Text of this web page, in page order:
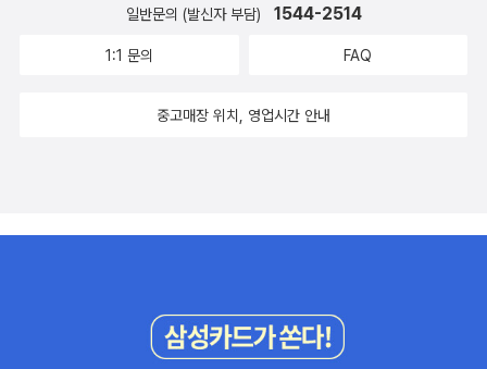
일반문의 (발신자 부담) 1544-2514
1:1 문의 FAQ
중고매장 위치, 영업시간 안내